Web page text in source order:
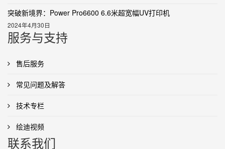
突破新境界：Power Pro6600 6.6米超宽幅UV打印机
2024年4月30日
服务与支持
售后服务
常见问题及解答
技术专栏
绘迪视频
联系我们